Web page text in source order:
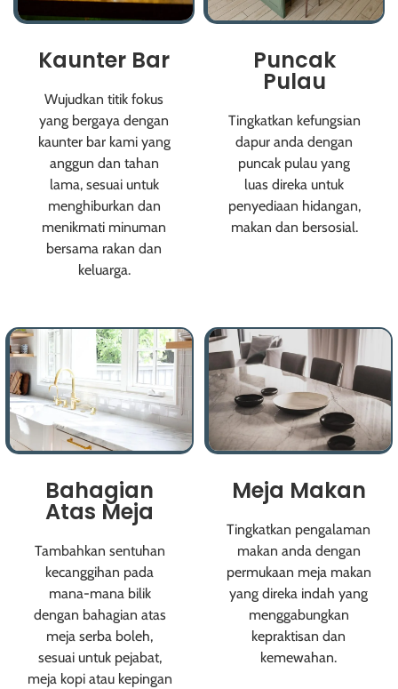
Kaunter Bar
Wujudkan titik fokus
yang bergaya dengan
kaunter bar kami yang
anggun dan tahan
lama, sesuai untuk
menghiburkan dan
menikmati minuman
bersama rakan dan
keluarga.
Puncak
Pulau
Tingkatkan kefungsian
dapur anda dengan
puncak pulau yang
luas direka untuk
penyediaan hidangan,
makan dan bersosial.
Bahagian
Atas Meja
Tambahkan sentuhan
kecanggihan pada
mana-mana bilik
dengan bahagian atas
meja serba boleh,
sesuai untuk pejabat,
meja kopi atau kepingan
Meja Makan
Tingkatkan pengalaman
makan anda dengan
permukaan meja makan
yang direka indah yang
menggabungkan
kepraktisan dan
kemewahan.